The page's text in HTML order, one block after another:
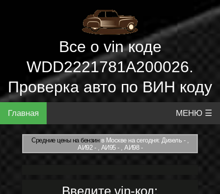
Все о vin коде
WDD2221781A200026.
Проверка авто по ВИН коду
Главная МЕНЮ ☰
Средние цены на бензинв Москве на сегодня: Дизель - ,
АИ92 - , АИ95 - , АИ98 -
Введите vin-код: